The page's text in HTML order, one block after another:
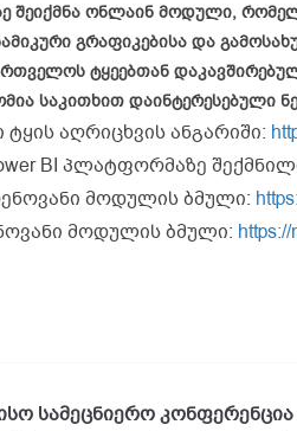
შეიქმნა ონლაინ მოდული,
გრაფიკებისა და
ტყეებთან
საკითხით დაინტერესებული
აღრიცხვის ანგარიში:
BI პლატფორმაზე
მოდულის ბმული:
მოდულის ბმული:
სამეცნიერო კონფერენცია